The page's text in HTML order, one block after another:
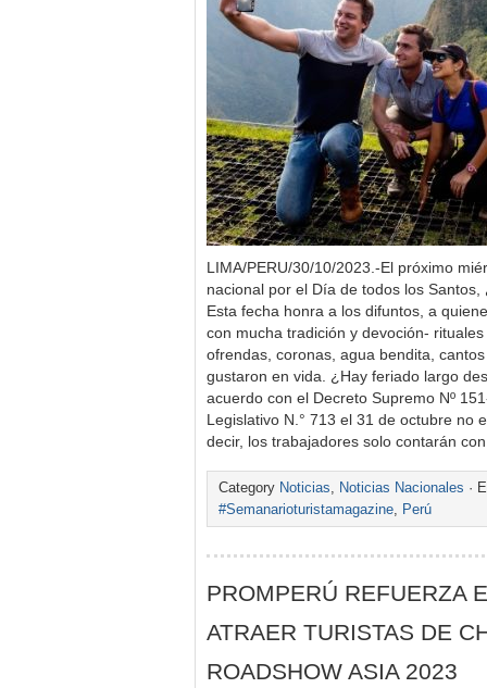
LIMA/PERU/30/10/2023.-El próximo
nacional por el Día de todos los
Esta fecha honra a los difuntos, a
con mucha tradición y devoción-
ofrendas, coronas, agua bendita,
gustaron en vida. ¿Hay feriado largo
acuerdo con el Decreto Supremo Nº
Legislativo N.° 713 el 31 de octubre no
decir, los trabajadores solo contarán
Category Noticias, Noticias Nacionales ·
#Semanarioturistamagazine, Perú
PROMPERÚ REFUERZA
ATRAER TURISTAS DE
ROADSHOW ASIA 2023